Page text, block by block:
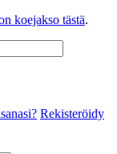
koejakso tästä.
Rekisteröidy